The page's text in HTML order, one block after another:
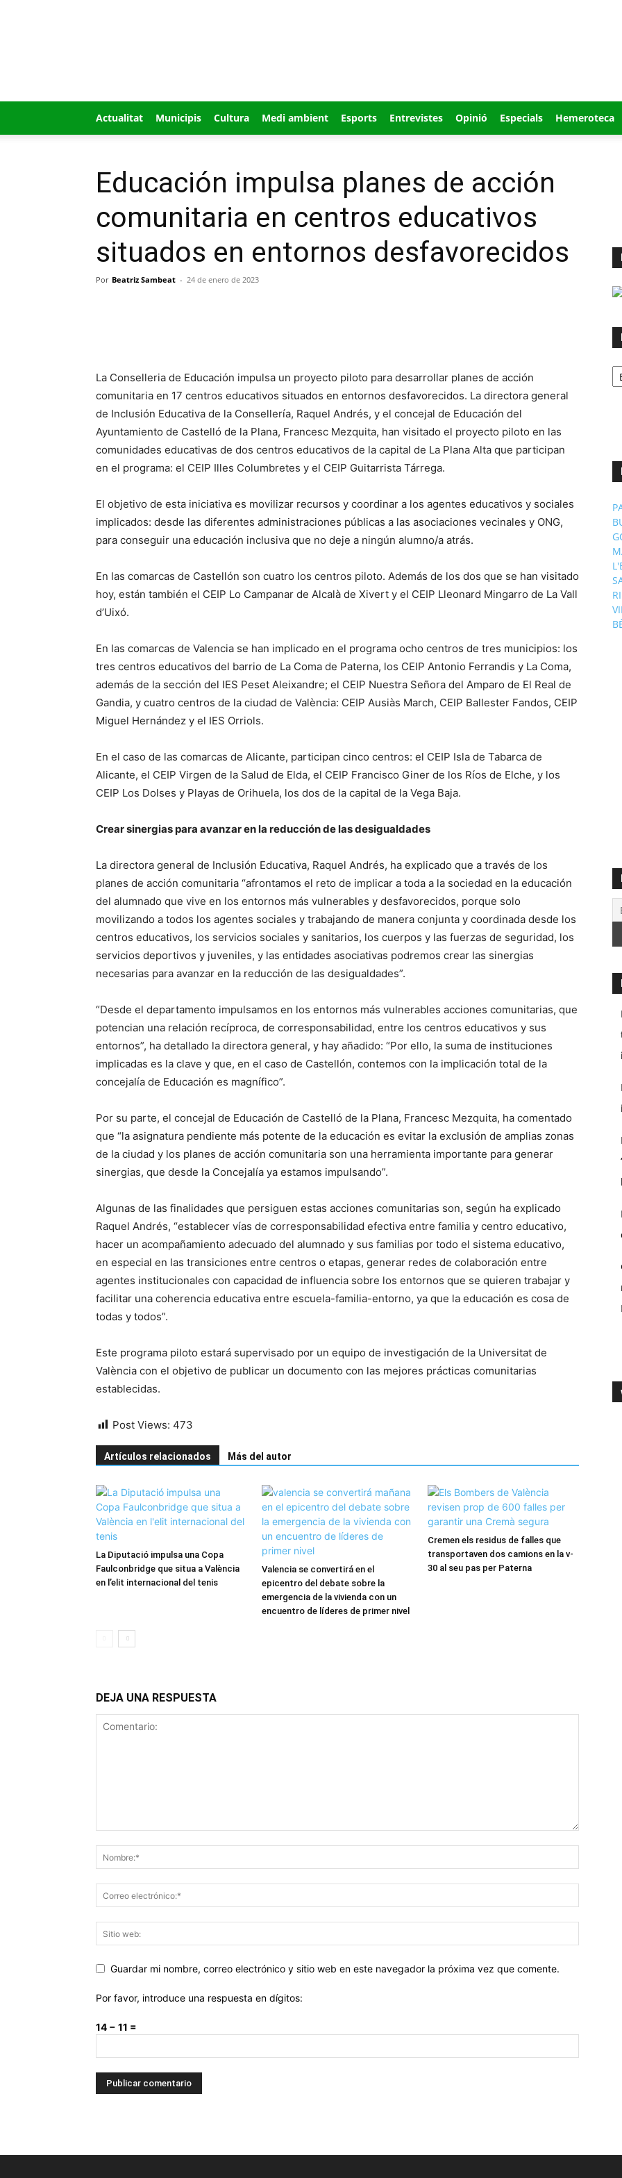
Actualitat Municipis Cultura Medi ambient Esports Entrevistes Opinió Especials Hemeroteca
Educación impulsa planes de acción
comunitaria en centros educativos
situados en entornos desfavorecidos
Por Beatriz Sambeat - 24 de enero de 2023
La Conselleria de Educación impulsa un proyecto piloto para desarrollar planes de acción
comunitaria en 17 centros educativos situados en entornos desfavorecidos. La directora general
de Inclusión Educativa de la Consellería, Raquel Andrés, y el concejal de Educación del
Ayuntamiento de Castelló de la Plana, Francesc Mezquita, han visitado el proyecto piloto en las
comunidades educativas de dos centros educativos de la capital de La Plana Alta que participan
en el programa: el CEIP Illes Columbretes y el CEIP Guitarrista Tárrega.
El objetivo de esta iniciativa es movilizar recursos y coordinar a los agentes educativos y sociales
implicados: desde las diferentes administraciones públicas a las asociaciones vecinales y ONG,
para conseguir una educación inclusiva que no deje a ningún alumno/a atrás.
En las comarcas de Castellón son cuatro los centros piloto. Además de los dos que se han visitado
hoy, están también el CEIP Lo Campanar de Alcalà de Xivert y el CEIP Lleonard Mingarro de La Vall
d’Uixó.
En las comarcas de Valencia se han implicado en el programa ocho centros de tres municipios: los
tres centros educativos del barrio de La Coma de Paterna, los CEIP Antonio Ferrandis y La Coma,
además de la sección del IES Peset Aleixandre; el CEIP Nuestra Señora del Amparo de El Real de
Gandia, y cuatro centros de la ciudad de València: CEIP Ausiàs March, CEIP Ballester Fandos, CEIP
Miguel Hernández y el IES Orriols.
En el caso de las comarcas de Alicante, participan cinco centros: el CEIP Isla de Tabarca de
Alicante, el CEIP Virgen de la Salud de Elda, el CEIP Francisco Giner de los Ríos de Elche, y los
CEIP Los Dolses y Playas de Orihuela, los dos de la capital de la Vega Baja.
Crear sinergias para avanzar en la reducción de las desigualdades
La directora general de Inclusión Educativa, Raquel Andrés, ha explicado que a través de los
planes de acción comunitaria “afrontamos el reto de implicar a toda a la sociedad en la educación
del alumnado que vive en los entornos más vulnerables y desfavorecidos, porque solo
movilizando a todos los agentes sociales y trabajando de manera conjunta y coordinada desde los
centros educativos, los servicios sociales y sanitarios, los cuerpos y las fuerzas de seguridad, los
servicios deportivos y juveniles, y las entidades asociativas podremos crear las sinergias
necesarias para avanzar en la reducción de las desigualdades”.
“Desde el departamento impulsamos en los entornos más vulnerables acciones comunitarias, que
potencian una relación recíproca, de corresponsabilidad, entre los centros educativos y sus
entornos”, ha detallado la directora general, y hay añadido: “Por ello, la suma de instituciones
implicadas es la clave y que, en el caso de Castellón, contemos con la implicación total de la
concejalía de Educación es magnífico”.
Por su parte, el concejal de Educación de Castelló de la Plana, Francesc Mezquita, ha comentado
que “la asignatura pendiente más potente de la educación es evitar la exclusión de amplias zonas
de la ciudad y los planes de acción comunitaria son una herramienta importante para generar
sinergias, que desde la Concejalía ya estamos impulsando”.
Algunas de las finalidades que persiguen estas acciones comunitarias son, según ha explicado
Raquel Andrés, “establecer vías de corresponsabilidad efectiva entre familia y centro educativo,
hacer un acompañamiento adecuado del alumnado y sus familias por todo el sistema educativo,
en especial en las transiciones entre centros o etapas, generar redes de colaboración entre
agentes institucionales con capacidad de influencia sobre los entornos que se quieren trabajar y
facilitar una coherencia educativa entre escuela-familia-entorno, ya que la educación es cosa de
todas y todos”.
Este programa piloto estará supervisado por un equipo de investigación de la Universitat de
València con el objetivo de publicar un documento con las mejores prácticas comunitarias
establecidas.
Post Views: 473
Artículos relacionados Más del autor
La Diputació impulsa una Copa
Faulconbridge que situa a València
en l’elit internacional del tenis
Valencia se convertirá en el
epicentro del debate sobre la
emergencia de la vivienda con un
encuentro de líderes de primer nivel
Cremen els residus de falles que
transportaven dos camions en la v-
30 al seu pas per Paterna
DEJA UNA RESPUESTA
Guardar mi nombre, correo electrónico y sitio web en este navegador la próxima vez que comente.
Por favor, introduce una respuesta en dígitos:
14 − 11 =